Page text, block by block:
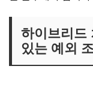
하이브리드
있는 예외